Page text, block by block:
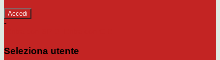
-
Seleziona utente